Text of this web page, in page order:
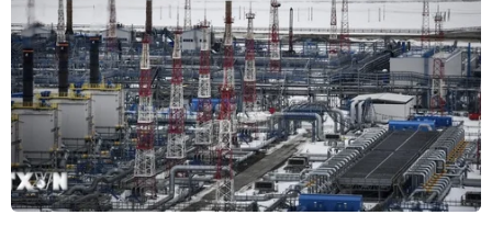
Sở hữu trí tuệ
Quy định sử dụng
RSS
Hỗ trợ
Ngôn ngữ
TTXVN
Dịch vụ tin
Quảng cáo
Liên hệ